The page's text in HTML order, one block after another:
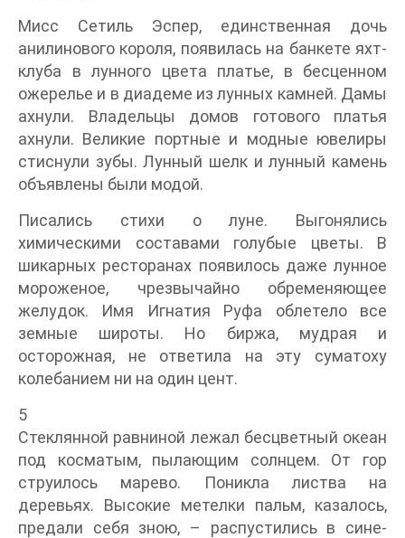
Мисс Сетиль Эспер, единственная дочь
анилинового короля, появилась на банкете яхт-
клуба в лунного цвета платье, в бесценном
ожерелье и в диадеме из лунных камней. Дамы
ахнули. Владельцы домов готового платья
ахнули. Великие портные и модные ювелиры
стиснули зубы. Лунный шелк и лунный камень
объявлены были модой.
Писались стихи о луне. Выгонялись
химическими составами голубые цветы. В
шикарных ресторанах появилось даже лунное
мороженое, чрезвычайно обременяющее
желудок. Имя Игнатия Руфа облетело все
земные широты. Но биржа, мудрая и
осторожная, не ответила на эту суматоху
колебанием ни на один цент.
5
Стеклянной равниной лежал бесцветный океан
под косматым, пылающим солнцем. От гор
струилось марево. Поникла листва на
деревьях. Высокие метелки пальм, казалось,
предали себя зною, – распустились в сине-